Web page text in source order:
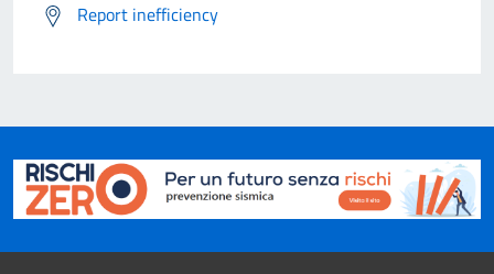
Report inefficiency